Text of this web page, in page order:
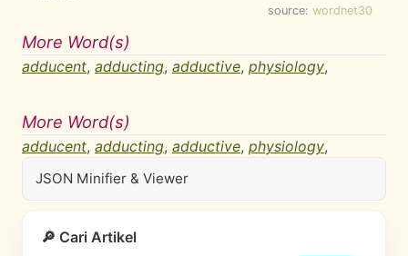
source: wordnet30
More Word(s)
adducent, adducting, adductive, physiology,
More Word(s)
adducent, adducting, adductive, physiology,
JSON Minifier & Viewer
🔎 Cari Artikel